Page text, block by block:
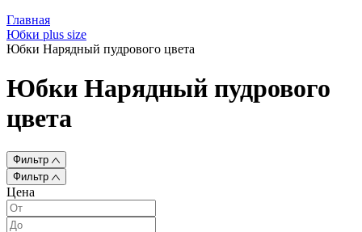
Главная
Юбки plus size
Юбки Нарядный пудрового цвета
Юбки Нарядный пудрового
цвета
Фильтр
Фильтр
Цена